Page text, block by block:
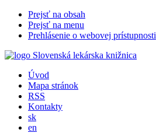
Prejsť na obsah
Prejsť na menu
Prehlásenie o webovej prístupnosti
Úvod
Mapa stránok
RSS
Kontakty
sk
en